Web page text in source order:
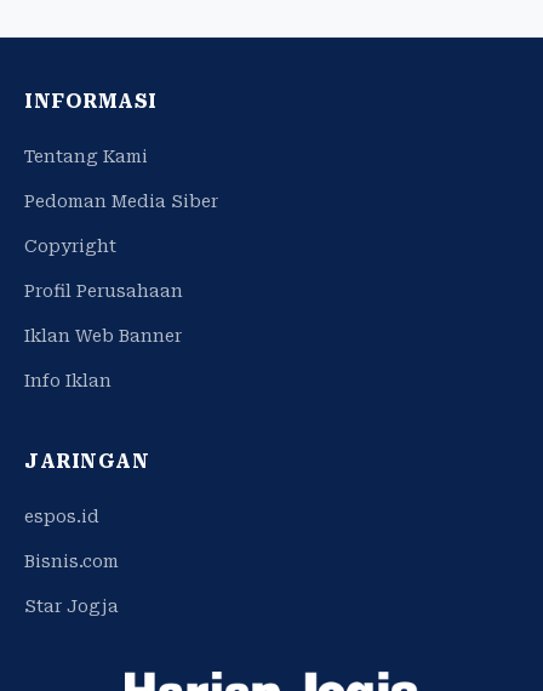
INFORMASI
Tentang Kami
Pedoman Media Siber
Copyright
Profil Perusahaan
Iklan Web Banner
Info Iklan
JARINGAN
espos.id
Bisnis.com
Star Jogja